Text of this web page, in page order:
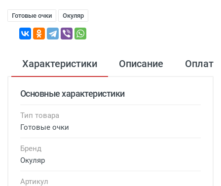
Готовые очки Окуляр
Характеристики Описание Оплата
Основные характеристики
Тип товара
Готовые очки
Бренд
Окуляр
Артикул